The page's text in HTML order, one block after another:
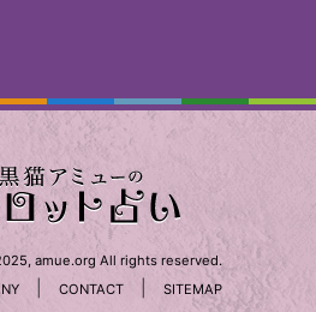
amue.org All rights reserved.
CONTACT SITEMAP